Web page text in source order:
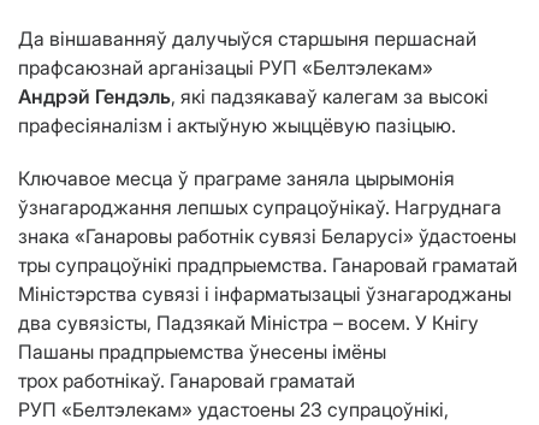
Да віншаванняў далучыўся старшыня першаснай
прафсаюзнай арганізацыі РУП «Белтэлекам»
Андрэй Гендэль, які падзякаваў калегам за высокі
прафесіяналізм і актыўную жыццёвую пазіцыю.
Ключавое месца ў праграме заняла цырымонія
ўзнагароджання лепшых супрацоўнікаў. Нагруднага
знака «Ганаровы работнiк сувязi Беларусi» ўдастоены
тры супрацоўнікі прадпрыемства. Ганаровай граматай
Міністэрства сувязі і інфарматызацыі ўзнагароджаны
два сувязісты, Падзякай Міністра – восем. У Кнігу
Пашаны прадпрыемства ўнесены імёны
трох работнікаў. Ганаровай граматай
РУП «Белтэлекам» удастоены 23 супрацоўнікі,